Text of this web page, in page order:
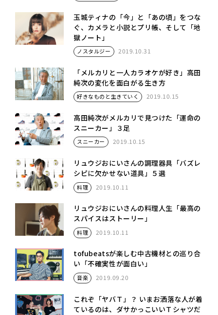
玉城ティナの「今」と「あの頃」をつな
ぐ、カメラと小説とプリ帳、そして「地
獄ノート」
ノスタルジー 2019.10.31
「メルカリと一人カラオケが好き」高田
純次の変化を面白がる生き方
好きなものと生きていく 2019.10.15
高田純次がメルカリで見つけた「運命の
スニーカー」３足
スニーカー 2019.10.15
リュウジおにいさんの調理器具「バズレ
シピに欠かせない道具」５選
料理 2019.10.11
リュウジおにいさんの料理人生「最高の
スパイスはストーリー」
料理 2019.10.11
tofubeatsが楽しむ中古機材との巡り合
い「不確実性が面白い」
音楽 2019.09.20
これぞ「ヤバＴ」？ いまお洒落な人が着
ているのは、ダサかっこいいＴシャツだ